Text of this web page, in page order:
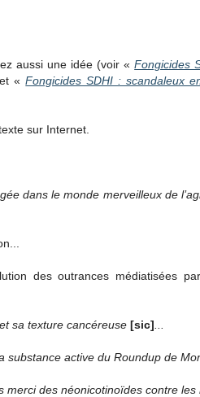
aussi une idée (voir «Fongicides
«Fongicides SDHI : scandaleux
sur Internet.
dans le monde merveilleux de
des outrances médiatisées
sa texture cancéreuse[sic]
substance active du Roundup de
merci des néonicotinoïdes contre les